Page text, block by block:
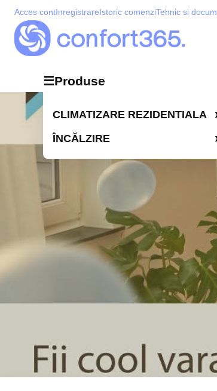
Acces contInregistrareIstoric comenziTehnic si
☰Produse
Produse
CLIMATIZARE REZIDENTIALA
ÎNCĂLZIRE